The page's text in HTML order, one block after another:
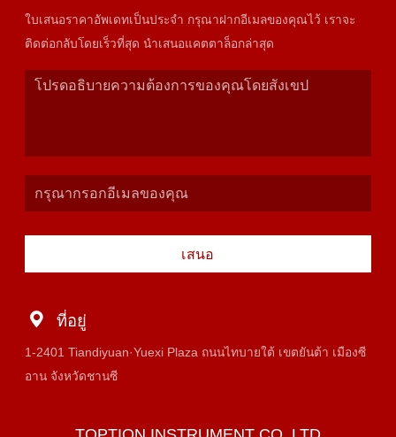
ใบเสนอราคาอัพเดทเป็นประจำ กรุณาฝากอีเมลของคุณไว้ เราจะ
ติดต่อกลับโดยเร็วที่สุด นำเสนอแคตตาล็อกล่าสุด
เสนอ
ที่อยู่
1-2401 Tiandiyuan·Yuexi Plaza ถนนไทบายใต้ เขตยันต้า เมืองซี
อาน จังหวัดชานซี